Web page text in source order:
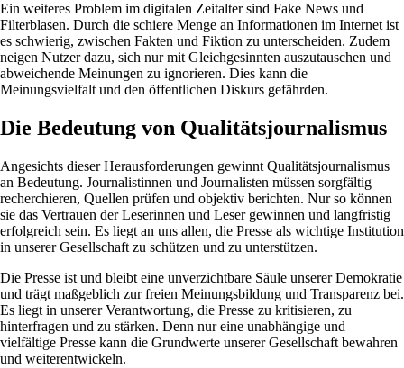
Ein weiteres Problem im digitalen Zeitalter sind Fake News und
Filterblasen. Durch die schiere Menge an Informationen im Internet ist
es schwierig, zwischen Fakten und Fiktion zu unterscheiden. Zudem
neigen Nutzer dazu, sich nur mit Gleichgesinnten auszutauschen und
abweichende Meinungen zu ignorieren. Dies kann die
Meinungsvielfalt und den öffentlichen Diskurs gefährden.
Die Bedeutung von Qualitätsjournalismus
Angesichts dieser Herausforderungen gewinnt Qualitätsjournalismus
an Bedeutung. Journalistinnen und Journalisten müssen sorgfältig
recherchieren, Quellen prüfen und objektiv berichten. Nur so können
sie das Vertrauen der Leserinnen und Leser gewinnen und langfristig
erfolgreich sein. Es liegt an uns allen, die Presse als wichtige Institution
in unserer Gesellschaft zu schützen und zu unterstützen.
Die Presse ist und bleibt eine unverzichtbare Säule unserer Demokratie
und trägt maßgeblich zur freien Meinungsbildung und Transparenz bei.
Es liegt in unserer Verantwortung, die Presse zu kritisieren, zu
hinterfragen und zu stärken. Denn nur eine unabhängige und
vielfältige Presse kann die Grundwerte unserer Gesellschaft bewahren
und weiterentwickeln.